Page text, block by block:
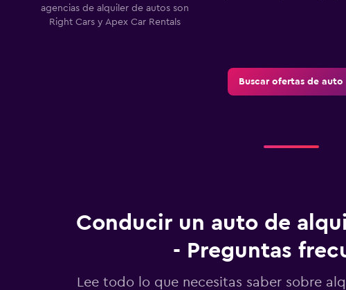
agencias de alquiler de autos son
Right Cars y Apex Car Rentals
Buscar ofertas de auto
Conducir un auto de
- Preguntas
Lee todo lo que necesitas saber sobre